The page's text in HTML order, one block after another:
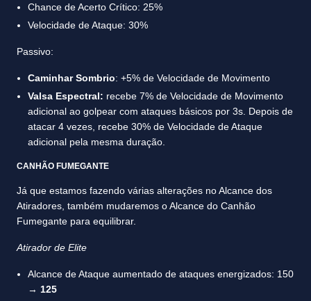
Chance de Acerto Crítico: 25%
Velocidade de Ataque: 30%
Passivo:
Caminhar Sombrio: +5% de Velocidade de Movimento
Valsa Espectral: recebe 7% de Velocidade de Movimento
adicional ao golpear com ataques básicos por 3s. Depois de
atacar 4 vezes, recebe 30% de Velocidade de Ataque
adicional pela mesma duração.
CANHÃO FUMEGANTE
Já que estamos fazendo várias alterações no Alcance dos
Atiradores, também mudaremos o Alcance do Canhão
Fumegante para equilibrar.
Atirador de Elite
Alcance de Ataque aumentado de ataques energizados: 150
→ 125